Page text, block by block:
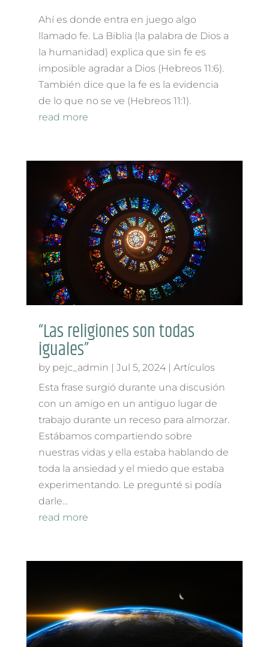
Ahí es donde entra en juego algo
llamado fe. La Biblia (la palabra de Dios a
la humanidad) explica que sin fe es
imposible agradar a Dios (Hebreos 11:6).
También dice que la fe es la evidencia
de lo que no se ve (Hebreos 11:1).
read more
“Las religiones son todas
iguales”
by pejc_admin | Jul 5, 2024| Artículos
Esta frase surgió durante una discusión
con un amigo en un antiguo lugar de
trabajo durante un receso para almorzar.
Estábamos compartiendo sobre
nuestras vidas y ella estaba hablando de
toda la ansiedad y el miedo que estaba
experimentando. Le pregunté si podía
darle...
read more